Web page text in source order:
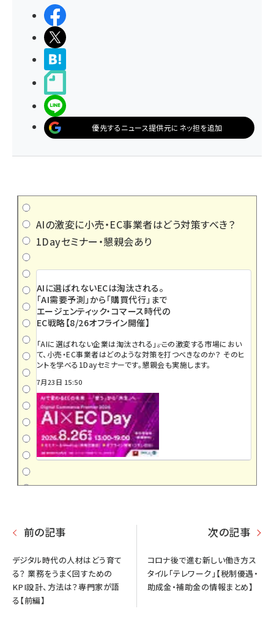
優先するニュース提供元にネッ担を追加
AIの激変に小売・EC事業者はどう対策すべき？
1Dayセミナー・懇親会あり
AIに選ばれないECは淘汰される。
「AI需要予測」から「購買代行」まで
エージェンティック・コマース時代の
EC戦略【8/26オフライン開催】
「AIに選ばれない企業は淘汰される」――。この激変する市場におい
て、小売・EC事業者はどのような対策を打つべきなのか？ そのヒ
ントを学べる1Dayセミナーです。懇親会も実施します。
7月23日 15:50
前の記事
デジタル時代の人材はどう育て
る？ 業務をうまく回すための
KPI設計、方法は？――専門家が語
る【前編】
次の記事
コロナ後で進む新しい働き方ス
タイル「テレワーク」【税制優遇・
助成金・補助金の情報まとめ】